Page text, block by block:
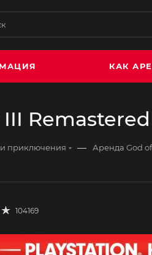
КАК
Remastered
приключения — Аренда God
104169